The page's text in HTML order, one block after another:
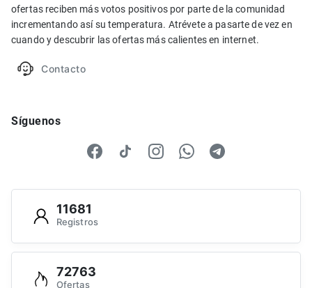
ofertas reciben más votos positivos por parte de la comunidad
incrementando así su temperatura. Atrévete a pasarte de vez en
cuando y descubrir las ofertas más calientes en internet.
Contacto
Síguenos
11681
Registros
72763
Ofertas